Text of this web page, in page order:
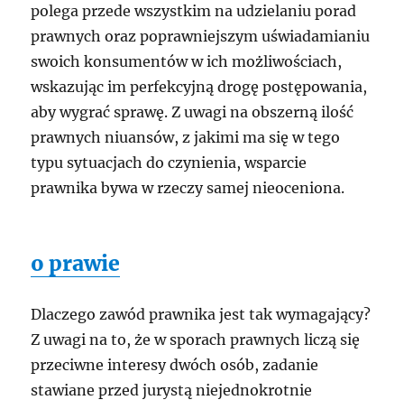
polega przede wszystkim na udzielaniu porad
prawnych oraz poprawniejszym uświadamianiu
swoich konsumentów w ich możliwościach,
wskazując im perfekcyjną drogę postępowania,
aby wygrać sprawę. Z uwagi na obszerną ilość
prawnych niuansów, z jakimi ma się w tego
typu sytuacjach do czynienia, wsparcie
prawnika bywa w rzeczy samej nieoceniona.
o prawie
Dlaczego zawód prawnika jest tak wymagający?
Z uwagi na to, że w sporach prawnych liczą się
przeciwne interesy dwóch osób, zadanie
stawiane przed jurystą niejednokrotnie